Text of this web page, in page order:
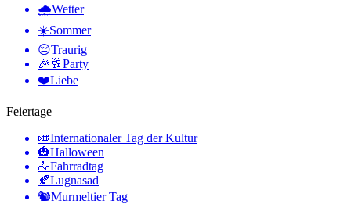
🌧Wetter
☀️Sommer
😔Traurig
🎉🥂Party
❤️Liebe
Feiertage
🎺Internationaler Tag der Kultur
🎃Halloween
🚴Fahrradtag
🍂Lugnasad
🐿Murmeltier Tag